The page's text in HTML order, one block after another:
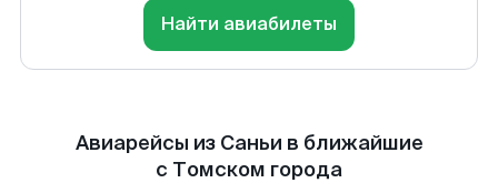
Найти авиабилеты
Авиарейсы из Саньи в ближайшие
с Томском города